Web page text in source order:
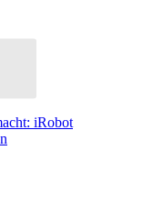
iRobot